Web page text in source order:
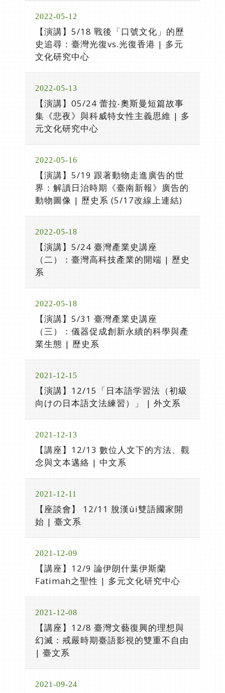
2022-05-12
【演講】5/18 戰後「口號文化」的歷
史追尋：臺灣光復vs.光復香港 | 多元
文化研究中心
2022-05-13
【演講】05/24 蕾拉‧奧斯曼短篇故事
集《悲夜》與科威特女性主義思維 | 多
元文化研究中心
2022-05-16
【演講】5/19 跟著動物走進廣告的世
界：解讀日治時期《臺南新報》廣告的
動物圖像 | 歷史系 (5/17改線上連結)
2022-05-18
【演講】5/24 臺灣產業史講座
（二）：臺灣高科技產業的開端 | 歷史
系
2022-05-18
【演講】5/31 臺灣產業史講座
（三）：儀器促成創新永續的科學與產
業生態 | 歷史系
2021-12-15
【演講】12/15「日本語学習法（初級
向けの日本語文法練習）」 | 外文系
2021-12-13
【講座】12/13 數位人文下的方法、觀
念與文本邁絡 | 中文系
2021-12-11
【座談會】 12/11 脫漢ùi雙語國家開
始 | 臺文系
2021-12-09
【講座】12/9 論伊朗什葉伊斯蘭
Fatimah之聖性 | 多元文化研究中心
2021-12-08
【講座】12/8 臺灣文藝復興的理想與
幻滅：戒嚴時期臺語影視的雙重不自由
| 臺文系
2021-09-24